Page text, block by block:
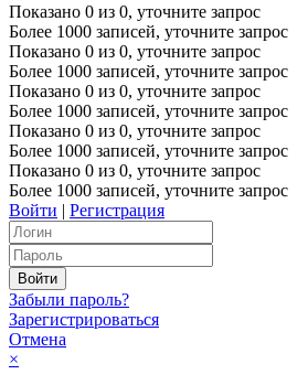
Показано 0 из 0, уточните запрос
Более 1000 записей, уточните запрос
Показано 0 из 0, уточните запрос
Более 1000 записей, уточните запрос
Показано 0 из 0, уточните запрос
Более 1000 записей, уточните запрос
Показано 0 из 0, уточните запрос
Более 1000 записей, уточните запрос
Показано 0 из 0, уточните запрос
Более 1000 записей, уточните запрос
Войти | Регистрация
Забыли пароль?
Зарегистрироваться
Отмена
×